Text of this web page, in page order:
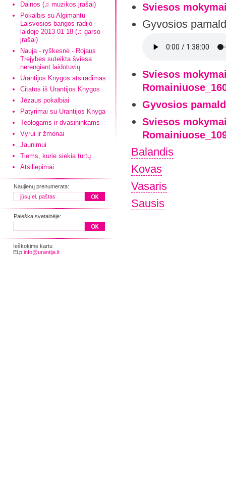
Dainos (♫ muzikos įrašai)
Pokalbis su Algimantu
Laisvosios bangos radijo
laidoje 2013 01 18 (♫ garso
įrašai)
Nauja - ryškesnė - Rojaus
Trejybės suteikta šviesa
nerengiant laidotuvių
Urantijos Knygos atsiradimas
Citatos iš Urantijos Knygos
Jėzaus pokalbiai
Patyrimai su Urantijos Knyga
Teologams ir dvasininkams
Vyrui ir žmonai
Jaunimui
Tiems, kurie siekia turtų
Atsiliepimai
Naujienų prenumerata:
Paieška svetainėje:
Ieškokime kartu
El.p. info@urantija.lt
Sviesos
Gyvosios
Sviesos
Gyvosios
Sviesos
Balandis
Kovas
Vasaris
Sausis